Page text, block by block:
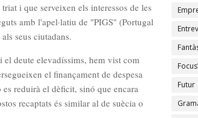
i que serveixen els interessos de les
amb l'apel·latiu de "PIGS" (Portugal
seus ciutadans.
deute elevadíssims, hem vist com
el finançament de despesa
reduirà el dèficit, sinó que encara
recaptats és similar al de suècia o
Futur